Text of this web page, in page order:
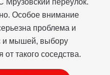
переулок.
Особое внимание
проблема и
и мышей, выбору
такого соседства.